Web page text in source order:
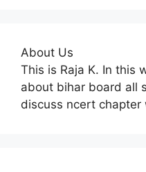
About Us
This is Raja K. In this
about bihar board all
discuss ncert chapter